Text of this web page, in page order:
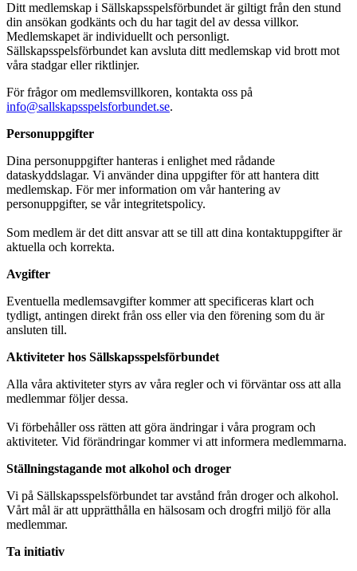
Ditt medlemskap i Sällskapsspelsförbundet är giltigt från den stund
din ansökan godkänts och du har tagit del av dessa villkor.
Medlemskapet är individuellt och personligt.
Sällskapsspelsförbundet kan avsluta ditt medlemskap vid brott mot
våra stadgar eller riktlinjer.
För frågor om medlemsvillkoren, kontakta oss på
info@sallskapsspelsforbundet.se.
Personuppgifter
Dina personuppgifter hanteras i enlighet med rådande
dataskyddslagar. Vi använder dina uppgifter för att hantera ditt
medlemskap. För mer information om vår hantering av
personuppgifter, se vår integritetspolicy.
Som medlem är det ditt ansvar att se till att dina kontaktuppgifter är
aktuella och korrekta.
Avgifter
Eventuella medlemsavgifter kommer att specificeras klart och
tydligt, antingen direkt från oss eller via den förening som du är
ansluten till.
Aktiviteter hos Sällskapsspelsförbundet
Alla våra aktiviteter styrs av våra regler och vi förväntar oss att alla
medlemmar följer dessa.
Vi förbehåller oss rätten att göra ändringar i våra program och
aktiviteter. Vid förändringar kommer vi att informera medlemmarna.
Ställningstagande mot alkohol och droger
Vi på Sällskapsspelsförbundet tar avstånd från droger och alkohol.
Vårt mål är att upprätthålla en hälsosam och drogfri miljö för alla
medlemmar.
Ta initiativ